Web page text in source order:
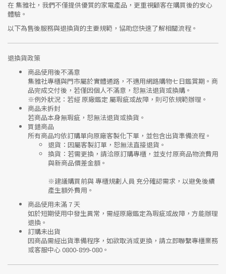
在集雅社 ，我們不僅提供優質的家電產品，更重視顧客在購買後的安心
體驗。
以下為售後服務與退換貨的主要規範，協助您快速了解相關流程。
退換貨政策
商品使用後不滿意
集雅社專櫃與門市屬於實體通路，不適用網路購物七日鑑賞期 。商
品完成交付後，若僅因個人不滿意，恕無法退貨或換購。
※例外狀況：若經 原廠鑑定 屬瑕疵或故障，則可依規範辦理。
商品未拆封
若商品本身無瑕疵，恕無法退貨或換貨。
買錯商品
所有商品均依訂購單向原廠客製化下單 ，並包含出貨準備流程。
退貨 ：因屬客製訂單，恕無法直接退貨。
換貨 ：若需更換，請洽原訂購專櫃，並支付原商品物流費用
與新商品價差金額 。
※建議購買前與專櫃規劃人員 充分確認需求，以避免後續
產生額外費用。
商品使用未滿 7 天
如於短期使用中發生異常，需經原廠鑑定為瑕疵或故障，方能辦理
退換。
訂購未出貨
因商品需經出貨準備程序，如欲取消或更換，請立即聯繫專櫃業務
或客服中心 0800-899-080 。